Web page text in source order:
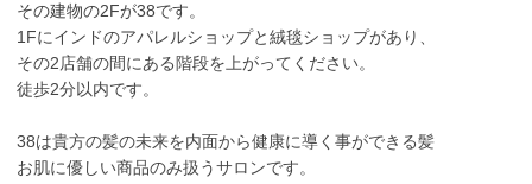
その建物の2Fが38です。
1Fにインドのアパレルショップと絨毯ショップがあり、
その2店舗の間にある階段を上がってください。
徒歩2分以内です。
38は貴方の髪の未来を内面から健康に導く事ができる髪
お肌に優しい商品のみ扱うサロンです。